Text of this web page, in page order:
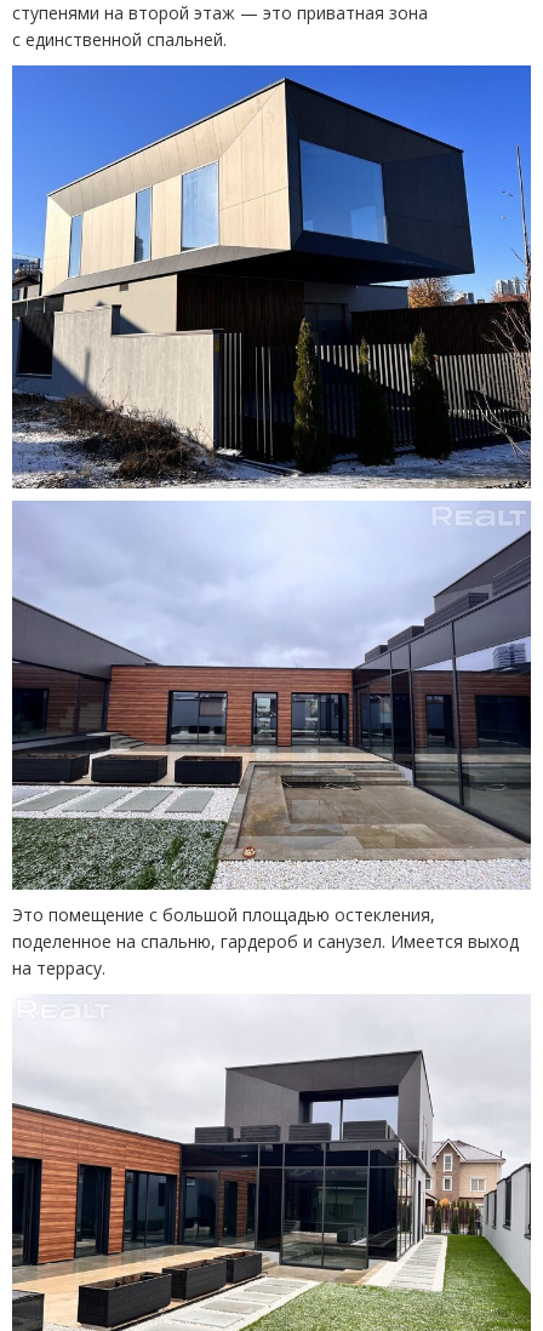
ступенями на второй этаж — это приватная зона
с единственной спальней.
Это помещение с большой площадью остекления,
поделенное на спальню, гардероб и санузел. Имеется выход
на террасу.